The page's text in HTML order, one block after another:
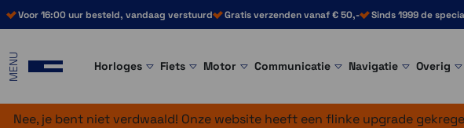
Voor 16:00 uur besteld, vandaag verstuurd Gratis verzenden vanaf € 50,- Sinds 1999 de
MENU Horloges Fiets Motor Communicatie Navigatie Overig
Nee, je bent niet verdwaald! Onze website heeft een flinke upgrade